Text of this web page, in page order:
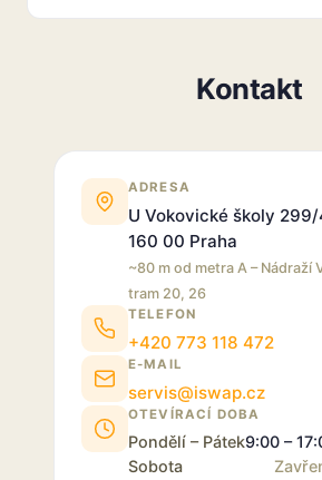
Kontakt
ADRESA
U Vokovické školy
160 00 Praha
~80 m od metra A – Nádraží
tram 20, 26
TELEFON
+420 773 118 472
E-MAIL
servis@iswap.cz
OTEVÍRACÍ DOBA
Pondělí – Pátek9:00 –
Sobota